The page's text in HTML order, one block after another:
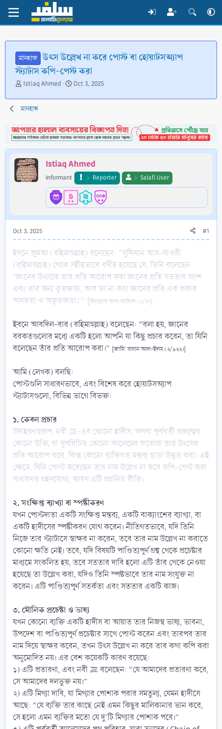
মানহাজ উৎস উল্লেখ না করে পোস্ট বা হোয়াটসঅ্যাপ
স্ট্যাটাস কপি-পেস্ট করা
T
r
e
d
s
t
a
r
t
Istiaq Ahmed
S
a
d
a
t
e
Oct 3, 2025
মানহাজ
Istiaq Ahmed
Informant Reporter Salafi User
Oct 3, 2025 #1
ইবনে জুমআ (রহিমাহুল্লাহ) বলেছেন: “সুফিয়ান আস-সাওরী
(রহিমাহুল্লাহ) থেকে সহীহভাবে বর্ণিত হয়েছে যে, তিনি বলেছেন:
‘জ্ঞানের উৎসকে তার প্রতি আরোপ করা জ্ঞানের প্রতি সততার অংশ
এবং তার জন্য কৃতজ্ঞতা, আর তা না করা জ্ঞানের প্রতি এক প্রকার
অসততা ও অকৃতজ্ঞতা।’” [হিদায়েত আস-সালিক (১/৩)]
ইবনে আবদিল-বার (রহিমাহুল্লাহ) বলেছেন: “বলা হয়, জ্ঞানের
বরকতগুলোর মধ্যে একটি হলো আপনি যা কিছু প্রচার করেন, তা যিনি
বলেছেন তাঁর প্রতি আরোপ করা।” [জামি' বায়ান আল-ইলম (২/৯২২)]
আমি (লেখক) বলছি:
পোস্টগুলি সাধারণভাবে, এবং বিশেষ করে হোয়াটসঅ্যাপ
স্ট্যাটাসগুলো, বিভিন্ন ভাগে বিভক্ত:
১. কেবল প্রচার
উদাহরণস্বরূপ, নবী ﷺ-এর কোনো হাদীস, অথবা পূর্ববর্তী প্রজন্মের
কোনো উক্তি, বা সুপরিচিত কোনো আলেমের ফতোয়া তার উৎসের
প্রতি আরোপ করে, কিন্তু কোনো ব্যক্তিগত মন্তব্য ছাড়া উদ্ধৃত করা। এই
ক্ষেত্রে, যিনি পোস্ট করেছেন তার নাম উল্লেখ না করে কপি-পেস্ট করা
সাধারণত গ্রহণযোগ্য, কারণ এটি প্রচলিত রীতি।
২. সংক্ষিপ্ত ব্যাখ্যা বা স্পষ্টীকরণ
যখন পোস্টদাতা একটি সংক্ষিপ্ত মন্তব্য, একটি বাক্যাংশের ব্যাখ্যা, বা
একটি হাদীসের স্পষ্টীকরণ যোগ করেন। নীতিগতভাবে, যদি তিনি
নিজে তার স্ট্যাটাসে স্বাক্ষর না করেন, তবে তার নাম উল্লেখ না করাতে
কোনো ক্ষতি নেই। তবে, যদি বিষয়টি পাণ্ডিত্যপূর্ণ গ্রন্থ থেকে প্রচেষ্টার
মাধ্যমে সংকলিত হয়, তবে সততার দাবি হলো এটি তাঁর থেকে নেওয়া
হয়েছে তা উল্লেখ করা, যদিও তিনি স্পষ্টভাবে তার নাম সংযুক্ত না
করেন। এটি পাণ্ডিত্যপূর্ণ সতর্কতা এবং সততার একটি কাজ।
৩. মৌলিক প্রচেষ্টা ও ভাষ্য
যখন কোনো ব্যক্তি একটি হাদীস বা আয়াত তার নিজস্ব ভাষ্য, ভাবনা,
উপদেশ বা পাণ্ডিত্যপূর্ণ প্রচেষ্টার সাথে পোস্ট করেন এবং তারপর তার
নাম দিয়ে স্বাক্ষর করেন, তখন উৎস উল্লেখ না করে তার কথা কপি করা
অনুমোদিত নয়। এর বেশ কয়েকটি কারণ রয়েছে:
১) এটি প্রতারণা, এবং নবী ﷺ বলেছেন: “যে আমাদের প্রতারণা করে,
সে আমাদের দলভুক্ত নয়।”
২) এটি মিথ্যা দাবি, যা মিথ্যার পোশাক পরার সমতুল্য, যেমন হাদীসে
আছে: “যে ব্যক্তি তার কাছে নেই এমন কিছুর মালিকানার ভান করে,
সে হলো এমন ব্যক্তির মতো যে দু’টি মিথ্যার পোশাক পরে।”